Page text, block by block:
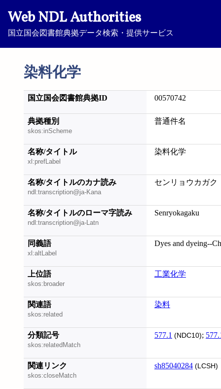
Web NDL Authorities
国立国会図書館典拠データ検索・提供サービス
染料化学
国立国会図書館典拠ID 00570742
典拠種別
skos:inScheme
普通件名
名称/タイトル
xl:prefLabel
染料化学
名称/タイトルのカナ読み
ndl:transcription@ja-Kana
センリョウカガク
名称/タイトルのローマ字読み
ndl:transcription@ja-Latn
Senryokagaku
同義語
xl:altLabel
Dyes and dyeing--
上位語
skos:broader
工業化学
関連語
skos:related
染料
分類記号
skos:relatedMatch
577.1 (NDC10);
関連リンク
skos:closeMatch
sh85040284 (LCSH)